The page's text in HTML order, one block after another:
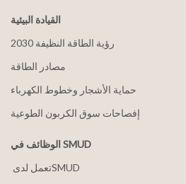
القيادة البيئية
2030 رؤية الطاقة النظيفة
مصادر الطاقة
حماية الأشجار وخطوط الكهرباء
إفصاحات سوق الكربون الطوعية
الوظائف في SMUD